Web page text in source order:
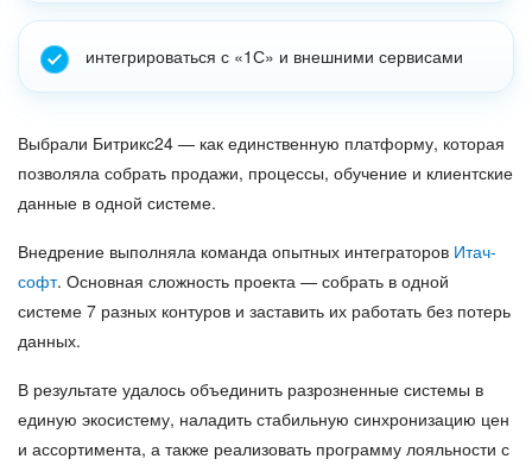
интегрироваться с «1С» и внешними сервисами
Выбрали Битрикс24 — как единственную платформу, которая
позволяла собрать продажи, процессы, обучение и клиентские
данные в одной системе.
Внедрение выполняла команда опытных интеграторов Итач-
софт. Основная сложность проекта — собрать в одной
системе 7 разных контуров и заставить их работать без потерь
данных.
В результате удалось объединить разрозненные системы в
единую экосистему, наладить стабильную синхронизацию цен
и ассортимента, а также реализовать программу лояльности с